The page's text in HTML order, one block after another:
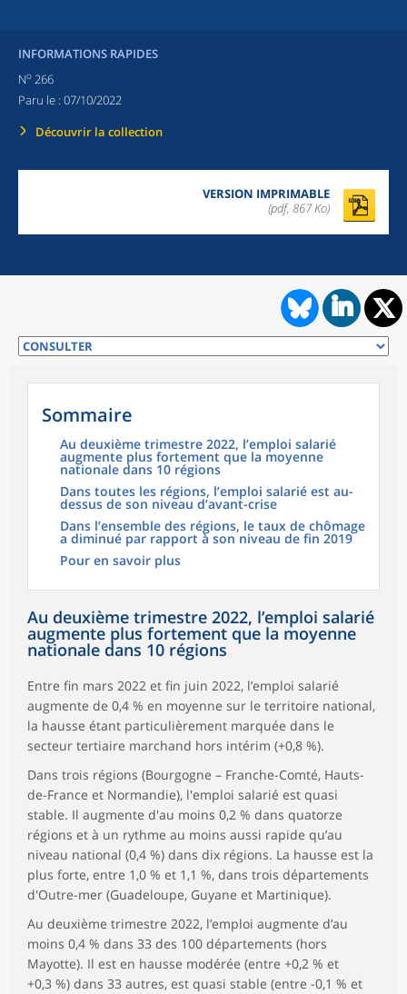
INFORMATIONS RAPIDES
No 266
Paru le : 07/10/2022
Découvrir la collection
VERSION IMPRIMABLE
(pdf, 867 Ko)
Sommaire
Au deuxième trimestre 2022, l’emploi salarié
augmente plus fortement que la moyenne
nationale dans 10 régions
Dans toutes les régions, l’emploi salarié est au-
dessus de son niveau d’avant-crise
Dans l’ensemble des régions, le taux de chômage
a diminué par rapport à son niveau de fin 2019
Pour en savoir plus
Au deuxième trimestre 2022, l’emploi salarié
augmente plus fortement que la moyenne
nationale dans 10 régions
Entre fin mars 2022 et fin juin 2022, l’emploi salarié
augmente de 0,4 % en moyenne sur le territoire national,
la hausse étant particulièrement marquée dans le
secteur tertiaire marchand hors intérim (+0,8 %).
Dans trois régions (Bourgogne – Franche-Comté, Hauts-
de-France et Normandie), l'emploi salarié est quasi
stable. Il augmente d'au moins 0,2 % dans quatorze
régions et à un rythme au moins aussi rapide qu’au
niveau national (0,4 %) dans dix régions. La hausse est la
plus forte, entre 1,0 % et 1,1 %, dans trois départements
d'Outre-mer (Guadeloupe, Guyane et Martinique).
Au deuxième trimestre 2022, l’emploi augmente d’au
moins 0,4 % dans 33 des 100 départements (hors
Mayotte). Il est en hausse modérée (entre +0,2 % et
+0,3 %) dans 33 autres, est quasi stable (entre -0,1 % et